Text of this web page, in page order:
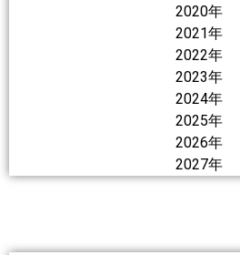
2020年
2021年
2022年
2023年
2024年
2025年
2026年
2027年